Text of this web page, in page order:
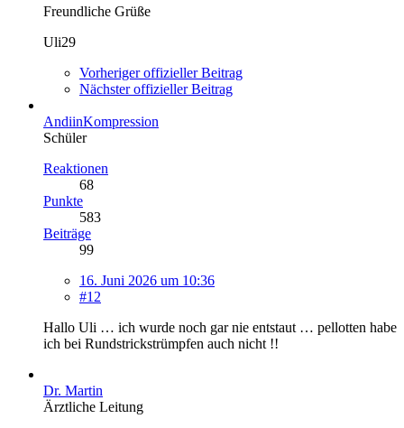
Freundliche Grüße
Uli29
Vorheriger offizieller Beitrag
Nächster offizieller Beitrag
AndiinKompression
Schüler
Reaktionen
68
Punkte
583
Beiträge
99
16. Juni 2026 um 10:36
#12
Hallo Uli … ich wurde noch gar nie entstaut … pellotten habe
ich bei Rundstrickstrümpfen auch nicht !!
Dr. Martin
Ärztliche Leitung